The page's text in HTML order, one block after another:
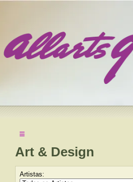
≡
Art & Design
Artistas: